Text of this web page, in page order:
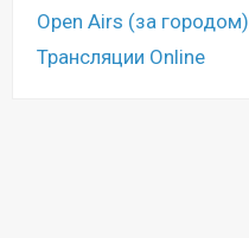
Open Airs (за городом)
Трансляции Online